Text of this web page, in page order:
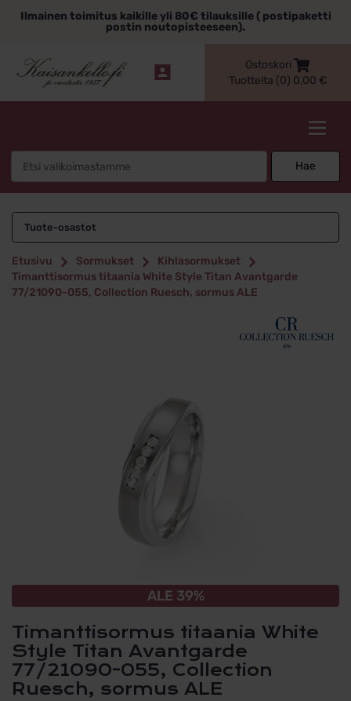
sisältöönIlmainen toimitus kaikille yli 80€ tilauksille ( postipaketti
postin noutopisteeseen).
Ostoskori
Tuotteita (0) 0,00 €
Hae
Tuote-osastot
Etusivu Sormukset
Kihlasormukset
Timanttisormus titaania White Style Titan Avantgarde
77/21090-055, Collection Ruesch, sormus ALE
ALE 39%
Timanttisormus titaania White
Style Titan Avantgarde
77/21090-055, Collection
Ruesch, sormus ALE